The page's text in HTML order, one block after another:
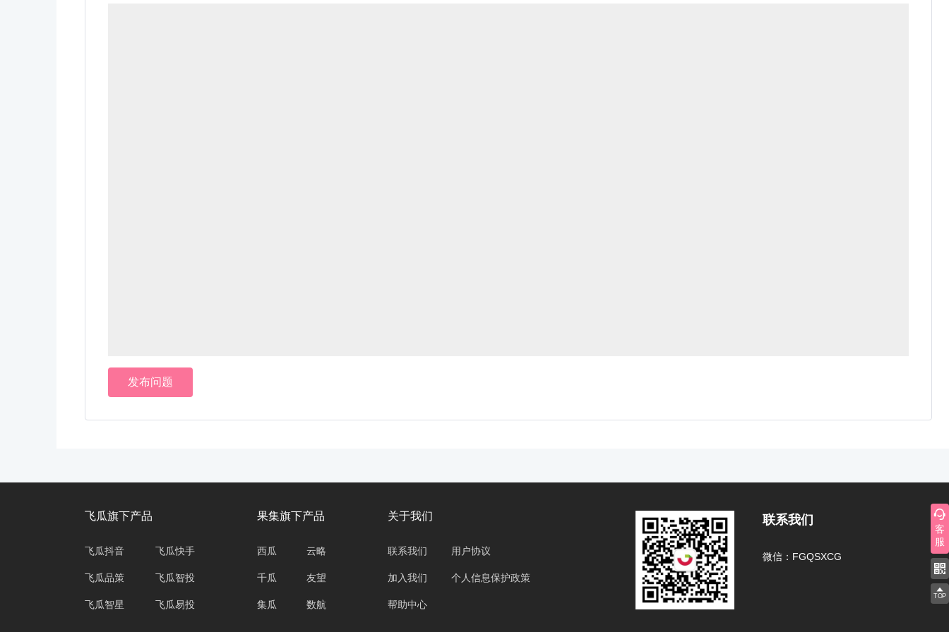
客
服
TOP
发布问题
飞瓜旗下产品
飞瓜抖音
飞瓜品策
飞瓜智星
飞瓜快手
飞瓜智投
飞瓜易投
果集旗下产品
西瓜
千瓜
集瓜
云略
友望
数航
关于我们
联系我们
加入我们
帮助中心
用户协议
个人信息保护政策
联系我们
微信：FGQSXCG